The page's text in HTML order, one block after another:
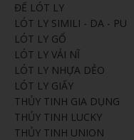
ĐẾ LÓT LY
LÓT LY SIMILI - DA - PU
LÓT LY GỔ
LÓT LY VẢI NĨ
LÓT LY NHỰA DẺO
LÓT LY GIẤY
THỦY TINH GIA DỤNG
THỦY TINH LUCKY
THỦY TINH UNION